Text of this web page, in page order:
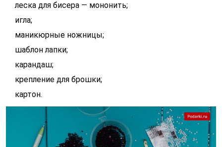
леска для бисера — мононить;
игла;
маникюрные ножницы;
шаблон лапки;
карандаш;
крепление для брошки;
картон.